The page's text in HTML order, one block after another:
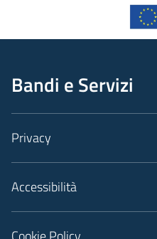
Bandi e Servizi
Privacy
Accessibilità